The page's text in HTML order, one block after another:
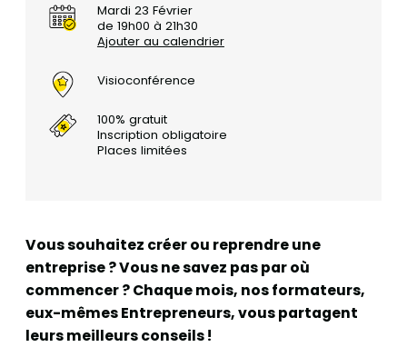
Mardi 23 Février
de 19h00 à 21h30
Ajouter au calendrier
Visioconférence
100% gratuit
Inscription obligatoire
Places limitées
Vous souhaitez créer ou reprendre une
entreprise ? Vous ne savez pas par où
commencer ? Chaque mois, nos formateurs,
eux-mêmes Entrepreneurs, vous partagent
leurs meilleurs conseils !